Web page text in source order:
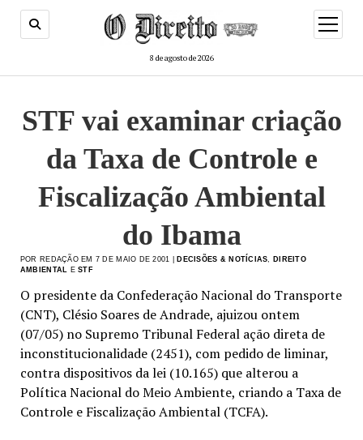
8 de agosto de 2026
menu
de
STF vai examinar criação
da Taxa de Controle e
Fiscalização Ambiental
do Ibama
POR REDAÇÃO EM 7 DE MAIO DE 2001 | DECISÕES & NOTÍCIAS
DIREITO
AMBIENTAL
ESTF
O presidente da Confederação Nacional do Transporte
(CNT), Clésio Soares de Andrade, ajuizou ontem
(07/05) no Supremo Tribunal Federal ação direta de
inconstitucionalidade (2451), com pedido de liminar,
contra dispositivos da lei (10.165) que alterou a
Política Nacional do Meio Ambiente, criando a Taxa de
Controle e Fiscalização Ambiental (TCFA).